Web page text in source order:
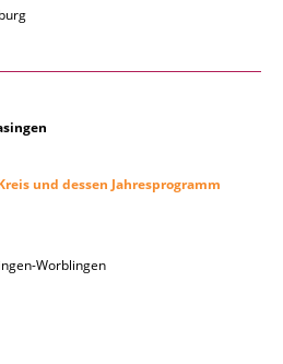
und dessen Jahresprogramm
Worblingen